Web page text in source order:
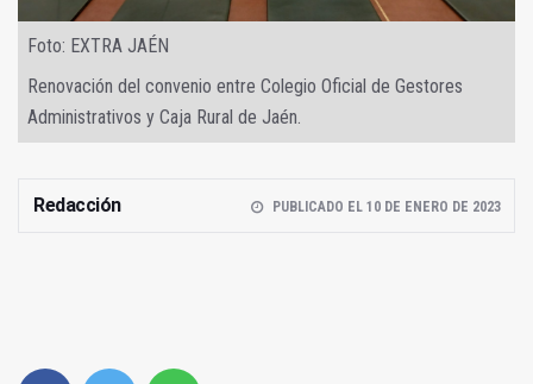
Foto: EXTRA JAÉN
Renovación del convenio entre Colegio Oficial de Gestores
Administrativos y Caja Rural de Jaén.
Redacción PUBLICADO EL 10 DE ENERO DE 2023